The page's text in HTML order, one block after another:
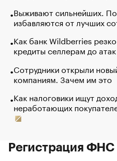
Выживают сильнейших.
избавляются от лучших
Как банк Wildberries
кредиты селлерам до
Сотрудники открыли
компаниям. Зачем им это
Как налоговики ищут
неработающих
Регистрация ФНС